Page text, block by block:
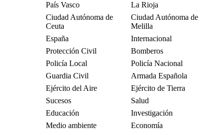
País Vasco
La Rioja
Ciudad Autónoma de
Ceuta
Ciudad Autónoma de
Melilla
España
Internacional
Protección Civil
Bomberos
Policía Local
Policía Nacional
Guardia Civil
Armada Española
Ejército del Aire
Ejército de Tierra
Sucesos
Salud
Educación
Investigación
Medio ambiente
Economía